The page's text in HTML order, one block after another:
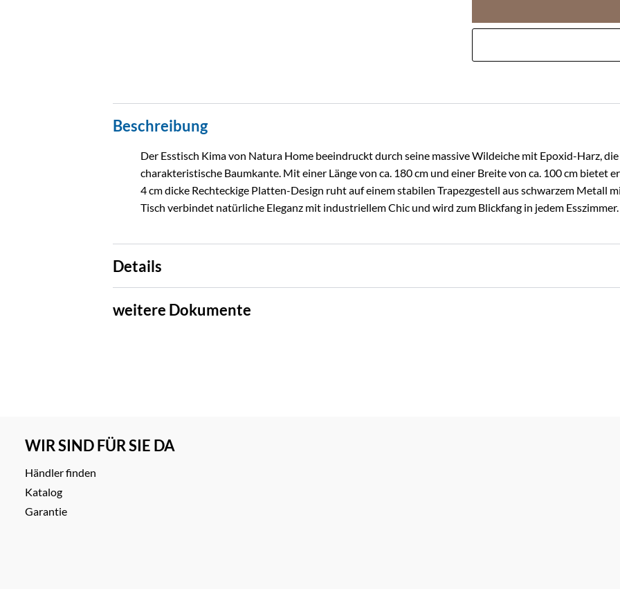
Beschreibung
Der Esstisch Kima von Natura Home beeindruckt durch seine massive Wildeiche mit Epoxid-Harz,
charakteristische Baumkante. Mit einer Länge von ca. 180 cm und einer Breite von ca. 100 cm bietet
4 cm dicke Rechteckige Platten-Design ruht auf einem stabilen Trapezgestell aus schwarzem Metall
Tisch verbindet natürliche Eleganz mit industriellem Chic und wird zum Blickfang in jedem Esszimmer.
Details
weitere Dokumente
WIR SIND FÜR SIE DA
Händler finden
Katalog
Garantie